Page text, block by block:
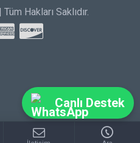
Hakları Saklıdır.
Canlı Destek